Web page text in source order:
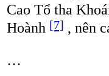
Cao Tổ tha
Hoành [7] , nên
…